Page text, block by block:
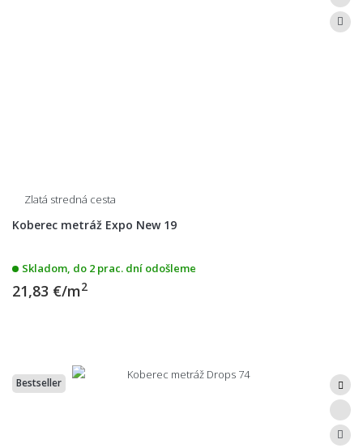
Zlatá stredná cesta
Koberec metráž Expo New 19
Skladom, do 2 prac. dní odošleme
21,83 €/m2
Bestseller